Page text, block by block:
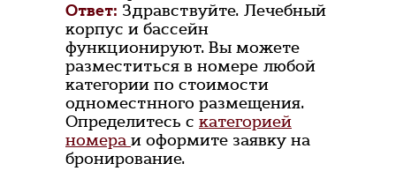
Ответ: Здравствуйте. Лечебный
корпус и бассейн
функционируют. Вы можете
разместиться в номере любой
категории по стоимости
одноместнного размещения.
Определитесь с категорией
номера и оформите заявку на
бронирование.